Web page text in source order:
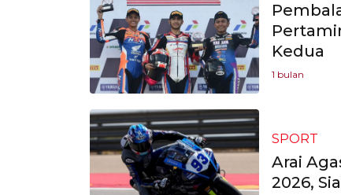
Kedua
1 bulan
SPORT
Arai
2026,